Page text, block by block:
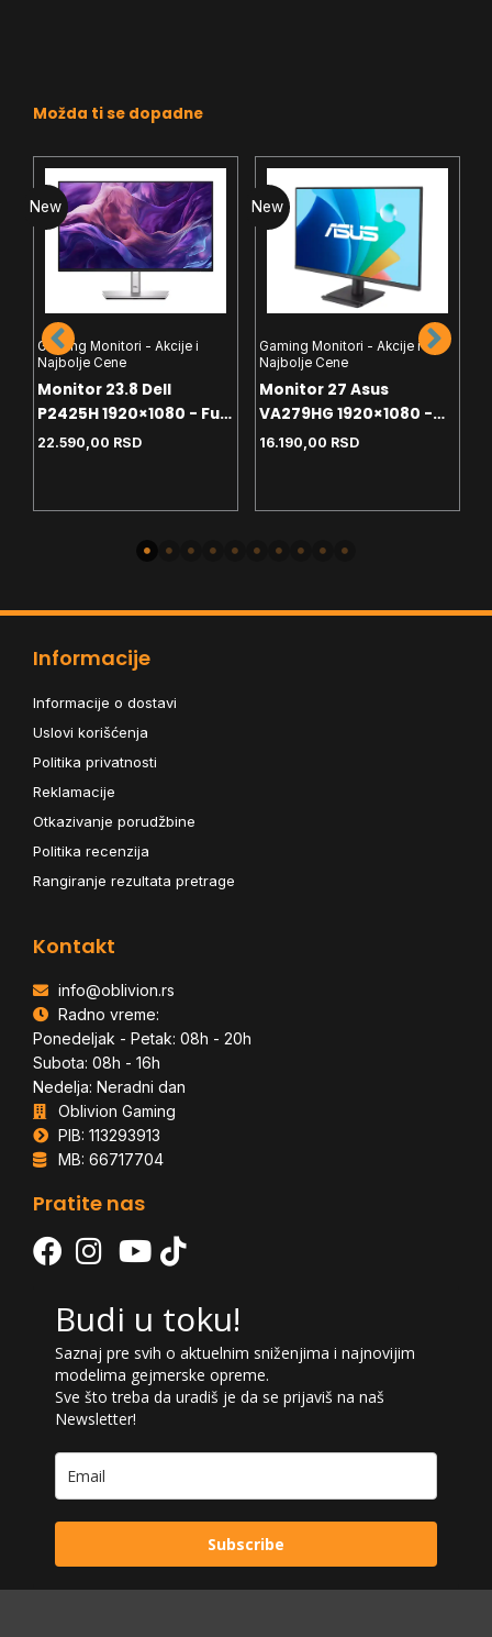
Možda ti se dopadne
New
Gaming Monitori - Akcije i
Najbolje Cene
Monitor 23.8 Dell
P2425H 1920×1080 - Full
HD - IPS - 100Hz - 5ms -
22.590,00 RSD
New
Gaming Monitori - Akcije i
Najbolje Cene
Monitor 27 Asus
VA279HG 1920×1080 -
Full HD - IPS - 120Hz -
16.190,00 RSD
Informacije
Informacije o dostavi
Uslovi korišćenja
Politika privatnosti
Reklamacije
Otkazivanje porudžbine
Politika recenzija
Rangiranje rezultata pretrage
Kontakt
info@oblivion.rs
Radno vreme:
Ponedeljak - Petak: 08h - 20h
Subota: 08h - 16h
Nedelja: Neradni dan
Oblivion Gaming
PIB: 113293913
MB: 66717704
Pratite nas
Budi u toku!
Saznaj pre svih o aktuelnim sniženjima i najnovijim
modelima gejmerske opreme.
Sve što treba da uradiš je da se prijaviš na naš
Newsletter!
Subscribe